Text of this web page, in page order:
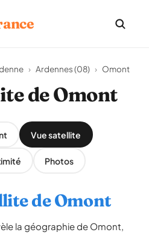
› Ardennes (08) › Omont
de Omont
Vue satellite
Photos
de Omont
la géographie de Omont,